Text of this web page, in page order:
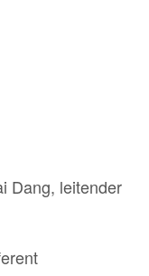
Dang, leitender